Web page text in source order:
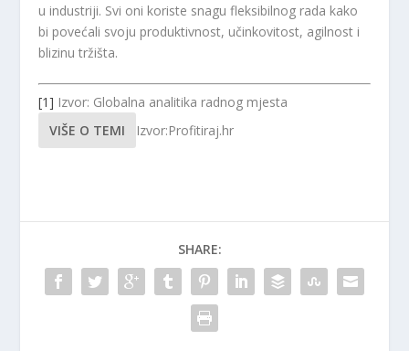
u industriji. Svi oni koriste snagu fleksibilnog rada kako
bi povećali svoju produktivnost, učinkovitost, agilnost i
blizinu tržišta.
[1] Izvor: Globalna analitika radnog mjesta
VIŠE O TEMI
Izvor:Profitiraj.hr
SHARE: